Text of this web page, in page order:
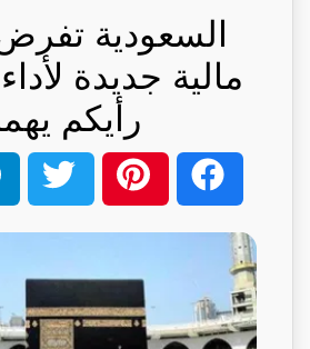
السعودية
مالية جديدة
رأيكم